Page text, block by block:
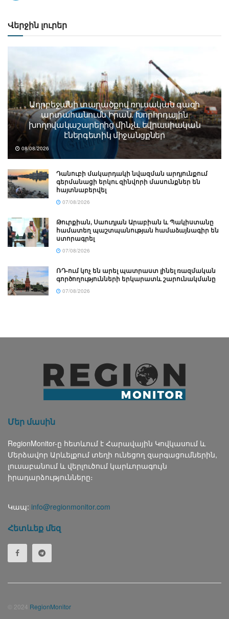
Վերջին լուրեր
Ադրբեջանի տարածքով ռուսական գազի
արտահանումն Իրան. Խորհրդային
խողովակաշարերից մինչև եվրասիական
էներգետիկ միջանցքներ
08/08/2026
Դանուբի մակարդակի նվազման արդյունքում
գերմանացի երկու զինվորի մասունքներ են
հայտնաբերվել
07/08/2026
Թուրքիան, Սաուդյան Արաբիան և Պակիստանը
համատեղ պաշտպանության համաձայնագիր են
ստորագրել
07/08/2026
ՌԴ-ում կոչ են արել պատրաստ լինել ռազմական
գործողությունների երկարատև շարունակմանը
07/08/2026
Մեր մասին
RegionMonitor-ը հետևում է Հարավային Կովկասում և
Մերձավոր Արևելքում տեղի ունեցող զարգացումներին,
լուսաբանում և վերլուծում կարևորագույն
իրադարձությունները։
Կապ: info@regionmonitor.com
Հետևեք մեզ
© 2024 RegionMonitor